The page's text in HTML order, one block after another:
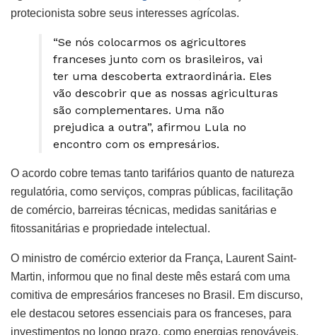
protecionista sobre seus interesses agrícolas.
“Se nós colocarmos os agricultores
franceses junto com os brasileiros, vai
ter uma descoberta extraordinária. Eles
vão descobrir que as nossas agriculturas
são complementares. Uma não
prejudica a outra”, afirmou Lula no
encontro com os empresários.
O acordo cobre temas tanto tarifários quanto de natureza
regulatória, como serviços, compras públicas, facilitação
de comércio, barreiras técnicas, medidas sanitárias e
fitossanitárias e propriedade intelectual.
O ministro de comércio exterior da França, Laurent Saint-
Martin, informou que no final deste mês estará com uma
comitiva de empresários franceses no Brasil. Em discurso,
ele destacou setores essenciais para os franceses, para
investimentos no longo prazo, como energias renováveis,